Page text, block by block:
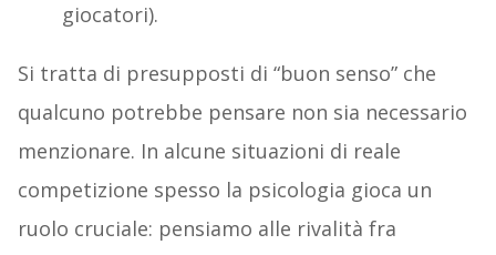
giocatori).
Si tratta di presupposti di “buon senso” che
qualcuno potrebbe pensare non sia necessario
menzionare. In alcune situazioni di reale
competizione spesso la psicologia gioca un
ruolo cruciale: pensiamo alle rivalità fra